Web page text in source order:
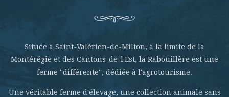
Située à Saint-Valérien-de-Milton, à la limite de la
Montérégie et des Cantons-de-l'Est, la Rabouillère est une
ferme ''différente'', dédiée à l'agrotourisme.
Une véritable ferme d'élevage, une collection animale sans